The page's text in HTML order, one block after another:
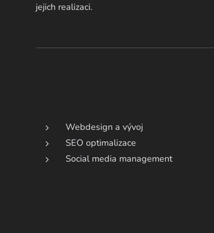
jejich realizaci.
Webdesign a vývoj
SEO optimalizace
Social media management